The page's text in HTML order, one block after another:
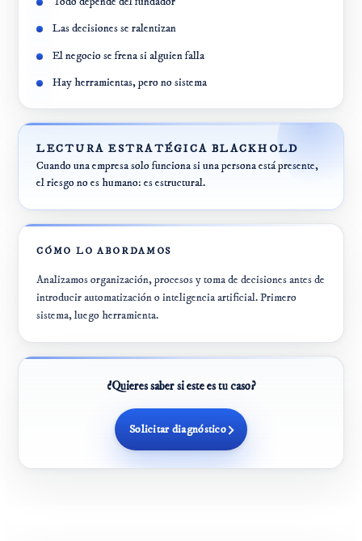
Las decisiones se ralentizan
El negocio se frena si alguien falla
Hay herramientas, pero no sistema
LECTURA ESTRATÉGICA BLACKHOLD
Cuando una empresa solo funciona si una persona está presente,
el riesgo no es humano: es estructural.
CÓMO LO ABORDAMOS
Analizamos organización, procesos y toma de decisiones antes de
introducir automatización o inteligencia artificial. Primero
sistema, luego herramienta.
¿Quieres saber si este es tu caso?
Solicitar diagnóstico